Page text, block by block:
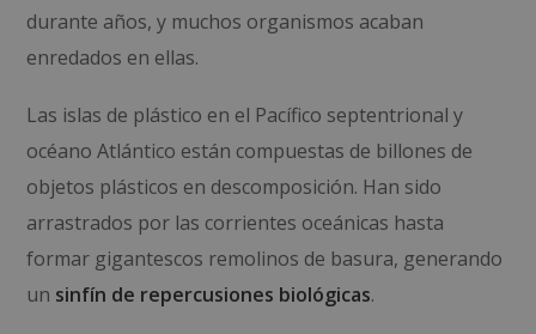
durante años, y muchos organismos acaban
enredados en ellas.
Las islas de plástico en el Pacífico septentrional y
océano Atlántico están compuestas de billones de
objetos plásticos en descomposición. Han sido
arrastrados por las corrientes oceánicas hasta
formar gigantescos remolinos de basura, generando
un sinfín de repercusiones biológicas.